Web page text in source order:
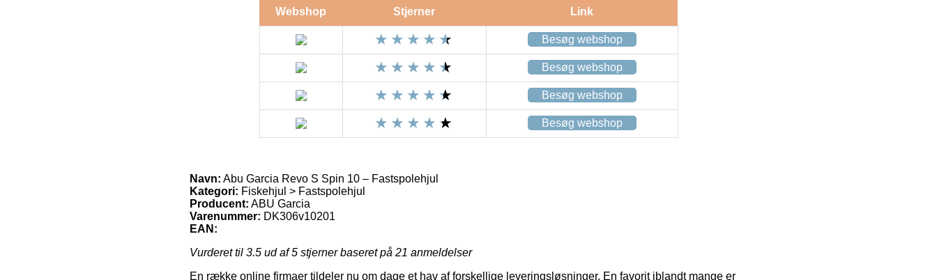
Webshop Stjerner Link
Besøg webshop
Besøg webshop
Besøg webshop
Besøg webshop
Navn: Abu Garcia Revo S Spin 10 – Fastspolehjul
Kategori: Fiskehjul > Fastspolehjul
Producent: ABU Garcia
Varenummer: DK306v10201
EAN:
Vurderet til 3.5 ud af 5 stjerner baseret på 21 anmeldelser
En række online firmaer tildeler nu om dage et hav af forskellige leveringsløsninger. En favorit iblandt mange er